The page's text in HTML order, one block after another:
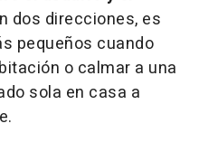
dos direcciones, es
pequeños cuando
o calmar a una
sola en casa a